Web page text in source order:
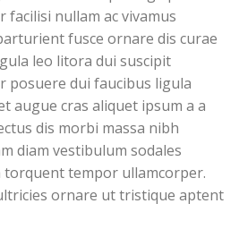
facilisi nullam ac vivamus
fusce ornare dis curae
leo litora dui suscipit
posuere dui faucibus ligula
augue cras aliquet ipsum a a
dis morbi massa nibh
diam vestibulum sodales
tempor ullamcorper.
ornare ut tristique aptent